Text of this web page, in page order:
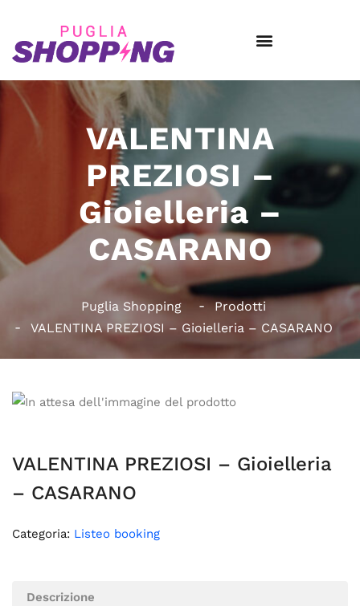
VALENTINA
PREZIOSI –
Gioielleria –
CASARANO
Puglia Shopping
Prodotti
VALENTINA PREZIOSI – Gioielleria – CASARANO
VALENTINA PREZIOSI – Gioielleria
– CASARANO
Categoria: Listeo booking
Descrizione